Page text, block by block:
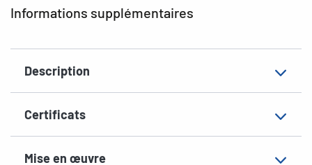
Informations supplémentaires
Description
Certificats
Mise en œuvre